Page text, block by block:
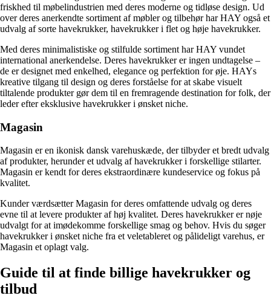
friskhed til møbelindustrien med deres moderne og tidløse design. Ud
over deres anerkendte sortiment af møbler og tilbehør har HAY også et
udvalg af sorte havekrukker, havekrukker i flet og høje havekrukker.
Med deres minimalistiske og stilfulde sortiment har HAY vundet
international anerkendelse. Deres havekrukker er ingen undtagelse –
de er designet med enkelhed, elegance og perfektion for øje. HAYs
kreative tilgang til design og deres forståelse for at skabe visuelt
tiltalende produkter gør dem til en fremragende destination for folk, der
leder efter eksklusive havekrukker i ønsket niche.
Magasin
Magasin er en ikonisk dansk varehuskæde, der tilbyder et bredt udvalg
af produkter, herunder et udvalg af havekrukker i forskellige stilarter.
Magasin er kendt for deres ekstraordinære kundeservice og fokus på
kvalitet.
Kunder værdsætter Magasin for deres omfattende udvalg og deres
evne til at levere produkter af høj kvalitet. Deres havekrukker er nøje
udvalgt for at imødekomme forskellige smag og behov. Hvis du søger
havekrukker i ønsket niche fra et veletableret og pålideligt varehus, er
Magasin et oplagt valg.
Guide til at finde billige havekrukker og
tilbud